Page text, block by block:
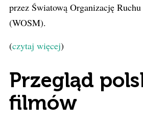
przez Światową Organizację
(WOSM).
(czytaj więcej)
Przegląd
filmów